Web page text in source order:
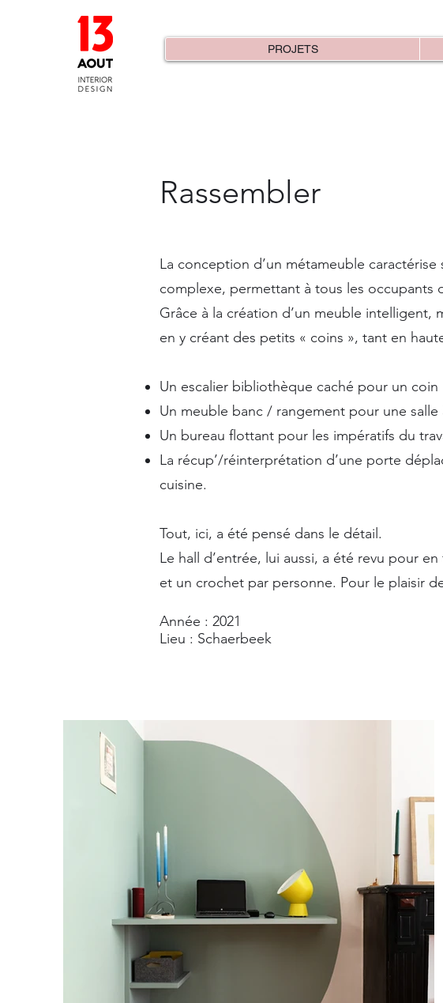
PROJETS
Rassembler
La conception d’un métameuble
complexe, permettant à tous les occupants
Grâce à la création d’un meuble
en y créant des petits « coins », tant en
Un escalier bibliothèque caché pour un
Un meuble banc / rangement pour une salle
Un bureau flottant pour les impératifs du
La récup’/réinterprétation d’une porte
cuisine.
Tout, ici, a été pensé dans le détail.
Le hall d’entrée, lui aussi, a été revu pour
et un crochet par personne. Pour le plaisir
Année : 2021
Lieu : Schaerbeek